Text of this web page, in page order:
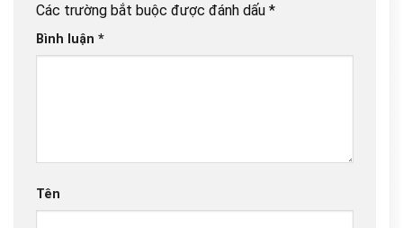
Các trường bắt buộc được đánh dấu *
Bình luận *
Tên